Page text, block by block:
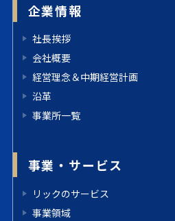
企業情報
社長挨拶
会社概要
経営理念＆中期経営計画
沿革
事業所一覧
事業・サービス
リックのサービス
事業領域